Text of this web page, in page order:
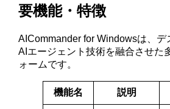
要機能・特徴
AICommander for Windowsは、デ
AIエージェント技術を融合させた
ォームです。
機能名 説明